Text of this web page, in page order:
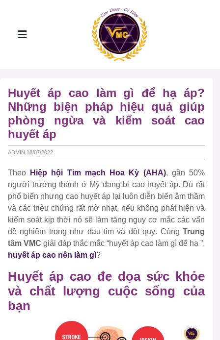
Huyết áp cao làm gì để hạ áp?
Những biện pháp hiệu quả giúp
phòng ngừa và kiểm soát cao
huyết áp
ADMIN 18/07/2022
Theo Hiệp hội Tim mạch Hoa Kỳ (AHA), gần 50%
người trưởng thành ở Mỹ đang bị cao huyết áp. Dù rất
phổ biến nhưng cao huyết áp lại luôn diễn biến âm thầm
và các triệu chứng rất mờ nhạt, nếu không phát hiện và
kiểm soát kịp thời nó sẽ làm tăng nguy cơ mắc các vấn
đề nghiêm trọng như đau tim và đột quỵ. Cùng Trung
tâm VMC giải đáp thắc mắc “huyết áp cao làm gì để hạ ”,
huyết áp cao nên làm gì?
Huyết áp cao đe dọa sức khỏe
và chất lượng cuộc sống của
bạn